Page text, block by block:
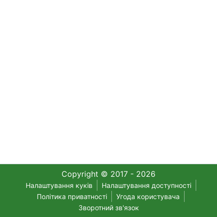
Copyright © 2017 - 2026
Налаштування куків
Налаштування доступності
Політика приватності
Угода користувача
Зворотний зв'язок